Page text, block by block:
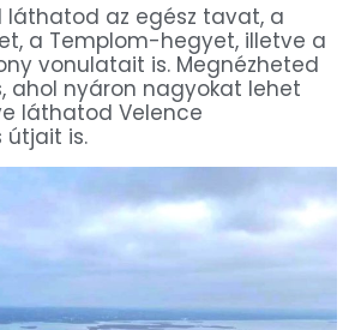
láthatod az egész tavat, a
a Templom-hegyet, illetve a
vonulatait is. Megnézheted
ahol nyáron nagyokat lehet
láthatod Velence
útjait is.